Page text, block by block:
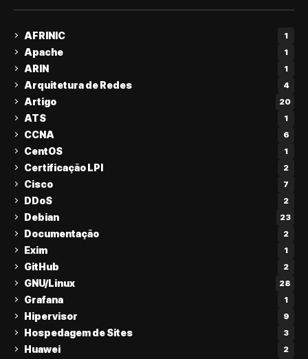
AFRINIC 1
Apache 1
ARIN 1
Arquitetura de Redes 4
Artigo 20
ATS 1
CCNA 6
CentOS 1
Certificação LPI 2
Cisco 7
DDoS 2
Debian 23
Documentação 2
Exim 1
GitHub 2
GNU/Linux 28
Grafana 1
Hipervisor 9
Hospedagem de Sites 3
Huawei 2